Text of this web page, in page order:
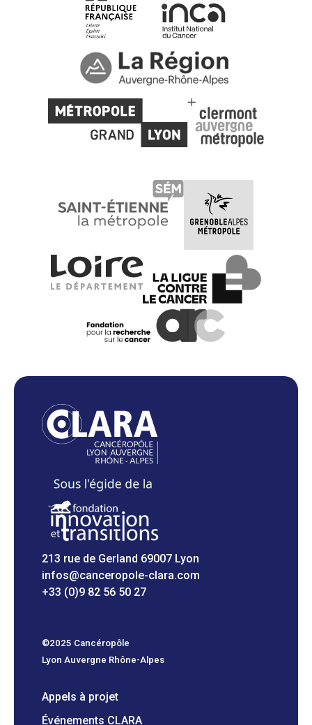
213 rue de Gerland 69007 Lyon
infos@canceropole-clara.com
+33 (0)9 82 56 50 27
©2025 Cancéropôle
Lyon Auvergne Rhône-Alpes
Appels à projet
Événements CLARA